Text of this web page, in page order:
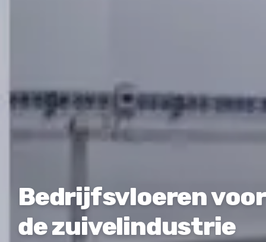
Bedrijfsvloeren voor
de zuivelindustrie